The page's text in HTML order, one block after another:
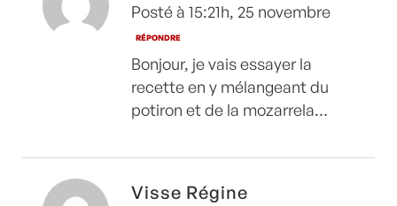
Posté à 15:21h, 25 novembre
RÉPONDRE
Bonjour, je vais essayer la
recette en y mélangeant du
potiron et de la mozarrela…
Visse Régine